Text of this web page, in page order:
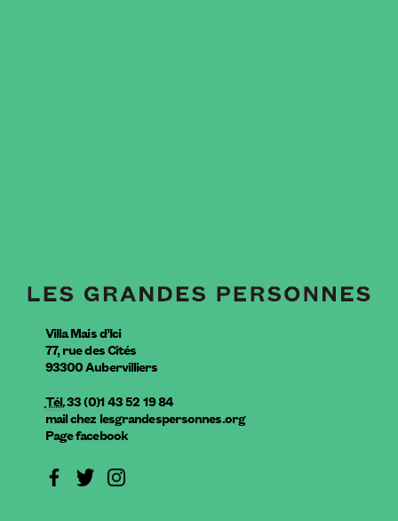
Villa Mais d’Ici
77, rue des Cités
93300Aubervilliers
Tél.33 (0)1 43 52 19 84
mailchez lesgrandespersonnes.org
Page facebook